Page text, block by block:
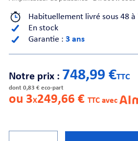
AUDIO
Habituellement livré sous 48 à
En stock
Garantie : 3 ans
Notre prix : 748,99 €TTC
dont 0,83 € eco-part
ou 3X249,66 € TTC avec